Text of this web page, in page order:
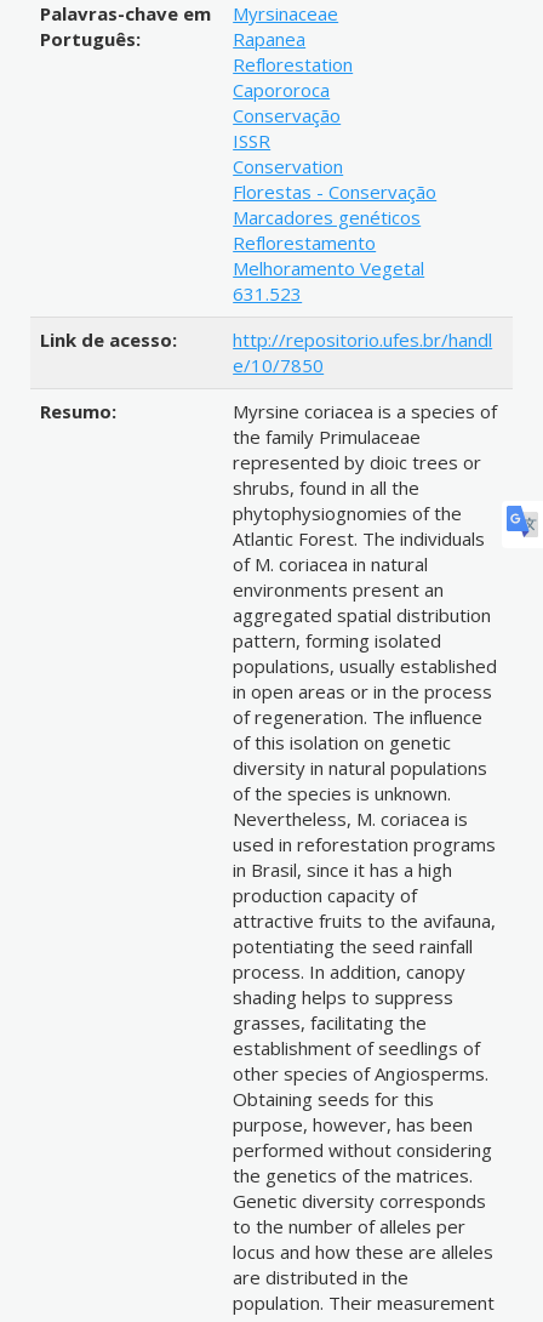
Palavras-chave em
Português:
Myrsinaceae
Rapanea
Reflorestation
Capororoca
Conservação
ISSR
Conservation
Florestas - Conservação
Marcadores genéticos
Reflorestamento
Melhoramento Vegetal
631.523
Link de acesso:
http://repositorio.ufes.br/handl
e/10/7850
Resumo:
Myrsine coriacea is a species of
the family Primulaceae
represented by dioic trees or
shrubs, found in all the
phytophysiognomies of the
Atlantic Forest. The individuals
of M. coriacea in natural
environments present an
aggregated spatial distribution
pattern, forming isolated
populations, usually established
in open areas or in the process
of regeneration. The influence
of this isolation on genetic
diversity in natural populations
of the species is unknown.
Nevertheless, M. coriacea is
used in reforestation programs
in Brasil, since it has a high
production capacity of
attractive fruits to the avifauna,
potentiating the seed rainfall
process. In addition, canopy
shading helps to suppress
grasses, facilitating the
establishment of seedlings of
other species of Angiosperms.
Obtaining seeds for this
purpose, however, has been
performed without considering
the genetics of the matrices.
Genetic diversity corresponds
to the number of alleles per
locus and how these are alleles
are distributed in the
population. Their measurement